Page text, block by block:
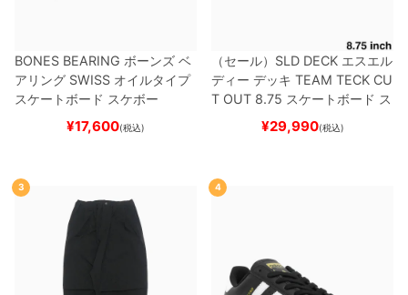
BONES BEARING ボーンズ ベ
アリング SWISS オイルタイプ
スケートボード スケボー
¥17,600(税込)
（セール） SLD DECK エスエル
ディー デッキ TEAM TECK CU
T OUT 8.75 スケートボード ス
¥29,990(税込)
3 4